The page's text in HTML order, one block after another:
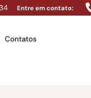
Entre em contato:
Contatos